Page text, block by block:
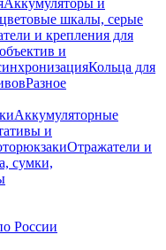
Аккумуляторы и
шкалы, серые
и крепления для
и
Кольца для
Разное
Аккумуляторные
и
Отражатели и
сумки,
России